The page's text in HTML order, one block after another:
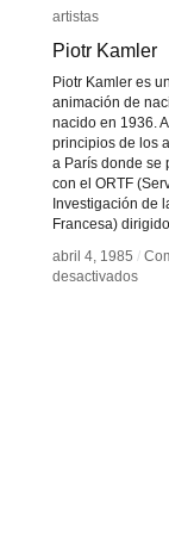
artistas
Piotr Kamler
Piotr Kamler es
animación de
nacido en 1936.
principios de los
a París donde se
con el ORTF
Investigación de
Francesa) dirigido
abril 4, 1985 /
desactivadosen
artistas
Piotr Kamler
abril 4, 1985 /
desactivadosen